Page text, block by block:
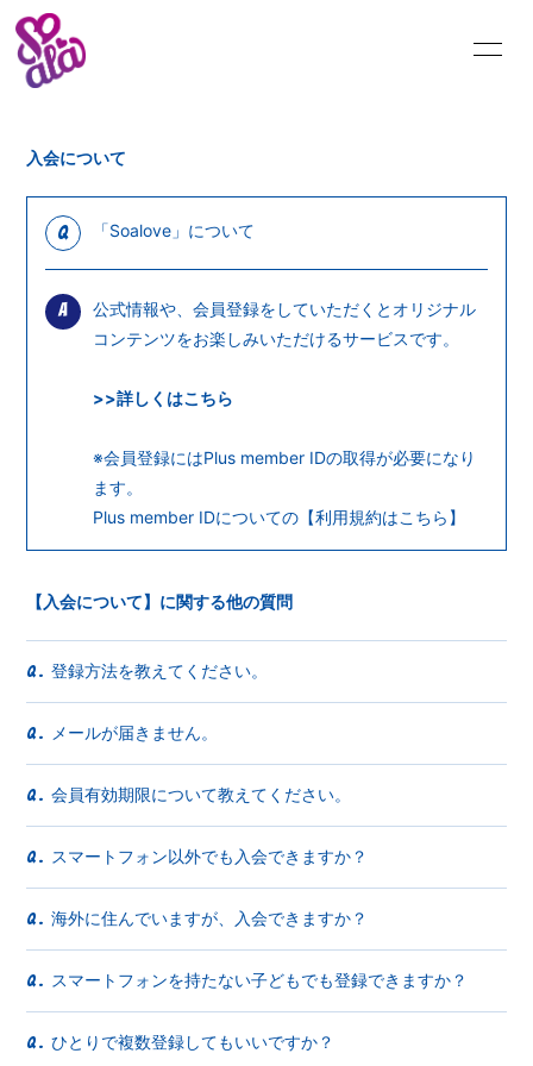
BLOG MOVIE
RADIO PHOTO
Q&A
会員登録 ログイン
入会について
Q 「Soalove」について
A
公式情報や、会員登録をしていただくとオリジナル
コンテンツをお楽しみいただけるサービスです。
>>詳しくはこちら
※会員登録にはPlus member IDの取得が必要になり
ます。
Plus member IDについての【利用規約はこちら 】
【入会について】に関する他の質問
Q. 登録方法を教えてください。
Q. メールが届きません。
Q. 会員有効期限について教えてください。
Q. スマートフォン以外でも入会できますか？
Q. 海外に住んでいますが、入会できますか？
Q. スマートフォンを持たない子どもでも登録できますか？
Q. ひとりで複数登録してもいいですか？